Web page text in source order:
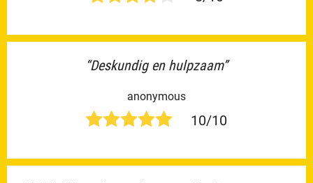
“Deskundig en hulpzaam”
anonymous
10/10